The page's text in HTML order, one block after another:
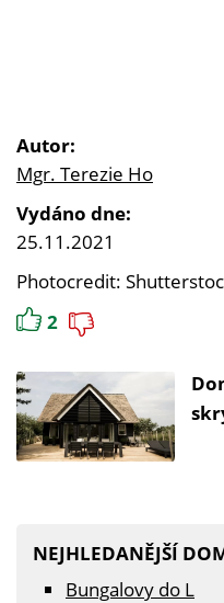
Autor:
Mgr. Terezie Ho
Vydáno dne:
25.11.2021
Photocredit:
2
NEJHLEDANĚJŠÍ
Bungalovy do L